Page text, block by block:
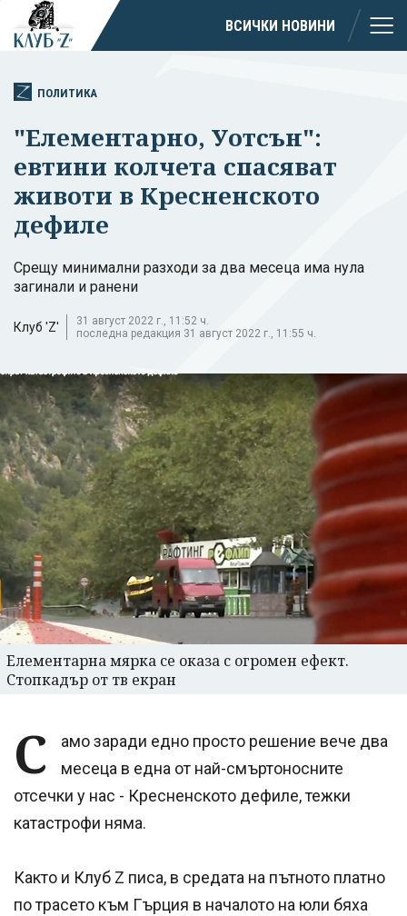
ВСИЧКИ НОВИНИ
ПОЛИТИКА
"Елементарно, Уотсън":
евтини колчета спасяват
животи в Кресненското
дефиле
Срещу минимални разходи за два месеца има нула
загинали и ранени
Клуб 'Z'
31 август 2022 г., 11:52 ч.
последна редакция 31 август 2022 г., 11:55 ч.
Елементарна мярка се оказа с огромен ефект.
Стопкадър от тв екран
С
амо заради едно просто решение вече два
месеца в една от най-смъртоносните
отсечки у нас - Кресненското дефиле, тежки
катастрофи няма.
Както и Клуб Z писа, в средата на пътното платно
по трасето към Гърция в началото на юли бяха